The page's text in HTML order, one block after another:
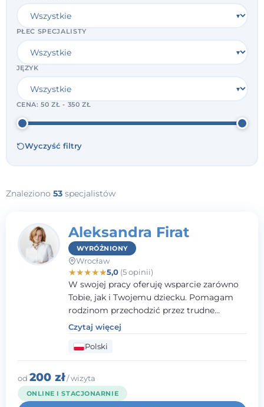
PŁEĆ SPECJALISTY
JĘZYK
CENA:50 ZŁ - 350 ZŁ
Wyczyść filtry
Znaleziono 53 specjalistów
Aleksandra Firat
WYRÓŻNIONY
Wrocław
★★★★★5,0(5 opinii)
W swojej pracy oferuję wsparcie zarówno
Tobie, jak i Twojemu dziecku. Pomagam
rodzinom przechodzić przez trudne
momenty, opierając współpracę na
wzajemnym zaufaniu i otwartej
komunikacji. Posiadam doświadczenie w
pracy z dziećmi i młodzieżą mierzącymi się
z różnorodnymi trudnościami
emocjonalnymi oraz rozwojowymi.
Czytaj więcej
Polski
od 200 zł/ wizyta
ONLINE I STACJONARNIE